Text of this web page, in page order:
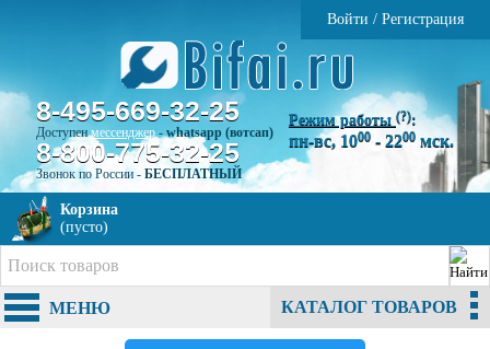
Войти / Регистрация
8-495-669-32-25
Доступенмессенджер-whatsapp (вотсап)
8-800-775-32-25
Звонок по России - БЕСПЛАТНЫЙ
Режим работы (?):
пн-вс, 1000 - 2200 мск.
Корзина
(пусто)
МЕНЮ КАТАЛОГ ТОВАРОВ